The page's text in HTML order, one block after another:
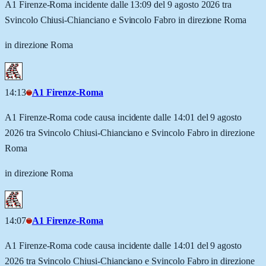
A1 Firenze-Roma incidente dalle 13:09 del 9 agosto 2026 tra
Svincolo Chiusi-Chianciano e Svincolo Fabro in direzione Roma
in direzione Roma
14:13 A1 Firenze-Roma
A1 Firenze-Roma code causa incidente dalle 14:01 del 9 agosto
2026 tra Svincolo Chiusi-Chianciano e Svincolo Fabro in direzione
Roma
in direzione Roma
14:07 A1 Firenze-Roma
A1 Firenze-Roma code causa incidente dalle 14:01 del 9 agosto
2026 tra Svincolo Chiusi-Chianciano e Svincolo Fabro in direzione